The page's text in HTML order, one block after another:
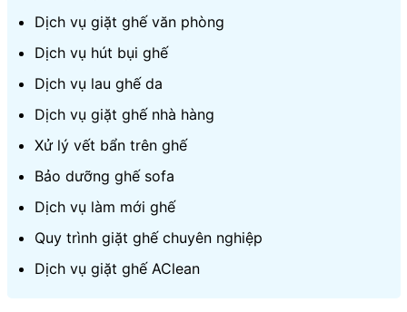
Dịch vụ giặt ghế văn phòng
Dịch vụ hút bụi ghế
Dịch vụ lau ghế da
Dịch vụ giặt ghế nhà hàng
Xử lý vết bẩn trên ghế
Bảo dưỡng ghế sofa
Dịch vụ làm mới ghế
Quy trình giặt ghế chuyên nghiệp
Dịch vụ giặt ghế AClean